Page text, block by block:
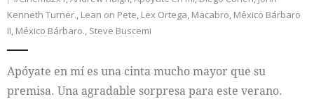
Colaboradores
Cultura
Kenneth Turner., Lean on Pete, Lex Ortega, Macabro, México Bárbaro
II, México Bárbaro., Steve Buscemi
Apóyate en mí es una cinta mucho mayor que su
premisa. Una agradable sorpresa para este verano.